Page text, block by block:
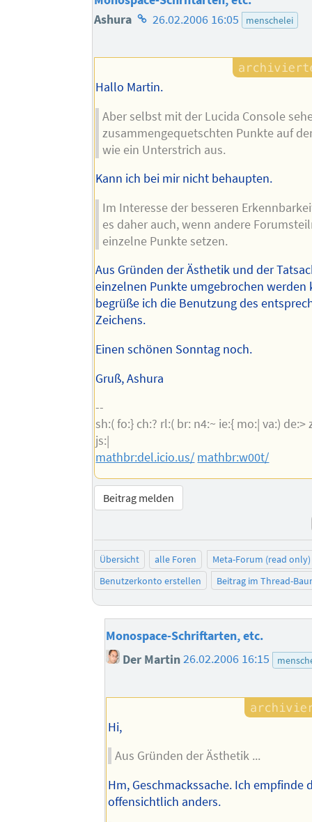
Ashura Homepage
Autors
26.02.2006 16:05 menschelei
Hallo Martin.
Aber selbst mit der Lucida Console
zusammengequetschten Punkte auf
wie ein Unterstrich aus.
Kann ich bei mir nicht behaupten.
Im Interesse der besseren
es daher auch, wenn andere
einzelne Punkte setzen.
Aus Gründen der Ästhetik und der
einzelnen Punkte umgebrochen werden
begrüße ich die Benutzung des
Zeichens.
Einen schönen Sonntag noch.
Gruß, Ashura
--
sh:( fo:} ch:? rl:( br: n4:~ ie:{ mo:| va:) de:>
js:|
mathbr:del.icio.us/ mathbr:w00t/
Beitrag melden
Übersicht alle Foren
Meta-Forum (read only)
Benutzerkonto erstellen
Beitrag im Thread-
Monospace-Schriftarten, etc.
Der Martin26.02.2006 16:15
Hi,
Aus Gründen der Ästhetik ...
Hm, Geschmackssache. Ich empfinde
offensichtlich anders.